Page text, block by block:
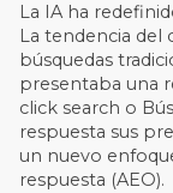
La IA ha
La tendencia del
búsquedas
presentaba una
click search o
respuesta sus
un nuevo
respuesta (AEO).